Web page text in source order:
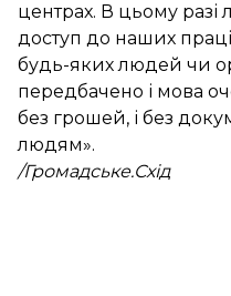
центрах. В цьому разі
доступ до наших
будь-яких людей чи
передбачено і мова
без грошей, і без
людям».
/Громадське.Схід